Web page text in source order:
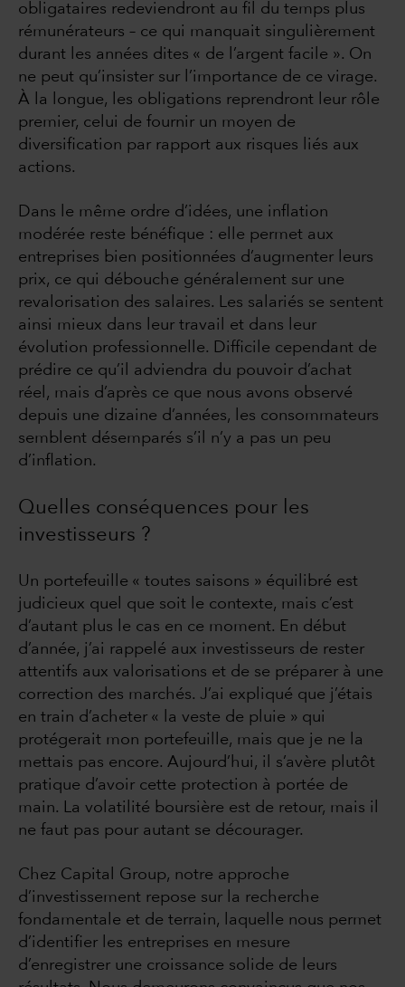
obligataires redeviendront au fil du temps plus
rémunérateurs – ce qui manquait singulièrement
durant les années dites « de l’argent facile ». On
ne peut qu’insister sur l’importance de ce virage.
À la longue, les obligations reprendront leur rôle
premier, celui de fournir un moyen de
diversification par rapport aux risques liés aux
actions.
Dans le même ordre d’idées, une inflation
modérée reste bénéfique : elle permet aux
entreprises bien positionnées d’augmenter leurs
prix, ce qui débouche généralement sur une
revalorisation des salaires. Les salariés se sentent
ainsi mieux dans leur travail et dans leur
évolution professionnelle. Difficile cependant de
prédire ce qu’il adviendra du pouvoir d’achat
réel, mais d’après ce que nous avons observé
depuis une dizaine d’années, les consommateurs
semblent désemparés s’il n’y a pas un peu
d’inflation.
Quelles conséquences pour les
investisseurs ?
Un portefeuille « toutes saisons » équilibré est
judicieux quel que soit le contexte, mais c’est
d’autant plus le cas en ce moment. En début
d’année, j’ai rappelé aux investisseurs de rester
attentifs aux valorisations et de se préparer à une
correction des marchés. J’ai expliqué que j’étais
en train d’acheter « la veste de pluie » qui
protégerait mon portefeuille, mais que je ne la
mettais pas encore. Aujourd’hui, il s’avère plutôt
pratique d’avoir cette protection à portée de
main. La volatilité boursière est de retour, mais il
ne faut pas pour autant se décourager.
Chez Capital Group, notre approche
d’investissement repose sur la recherche
fondamentale et de terrain, laquelle nous permet
d’identifier les entreprises en mesure
d’enregistrer une croissance solide de leurs